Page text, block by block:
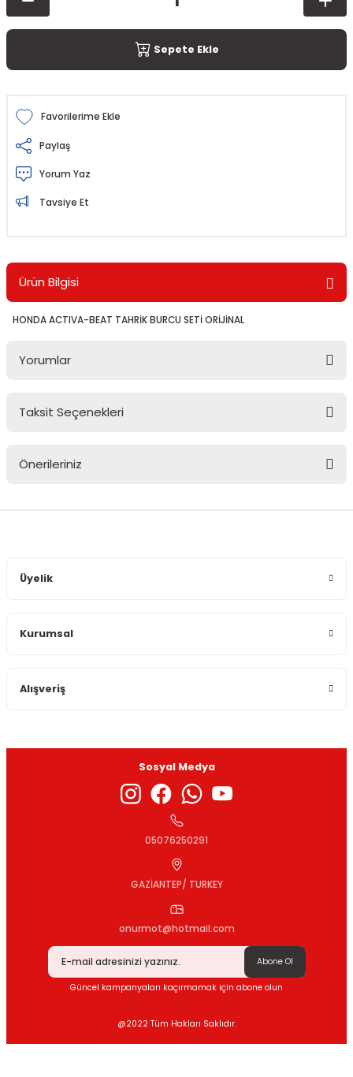
Sepete Ekle
Paylaş
Yorum Yaz
Tavsiye Et
Ürün Bilgisi
HONDA ACTIVA-BEAT TAHRİK BURCU SETİ ORİJİNAL
Yorumlar
Taksit Seçenekleri
Önerileriniz
Ürün bilgilerinde hatalar bulunuyor.
Gönder
Üyelik
Kurumsal
Alışveriş
Sosyal Medya
05076250291
GAZİANTEP/ TURKEY
onurmot@hotmail.com
Abone Ol
Güncel kampanyaları kaçırmamak için abone olun
@2022 Tüm Hakları Saklıdır.